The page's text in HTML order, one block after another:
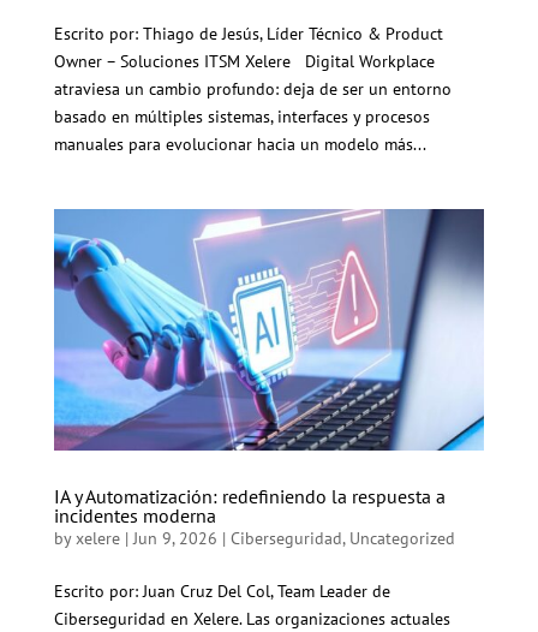
Escrito por: Thiago de Jesús, Líder Técnico & Product
Owner – Soluciones ITSM Xelere Digital Workplace
atraviesa un cambio profundo: deja de ser un entorno
basado en múltiples sistemas, interfaces y procesos
manuales para evolucionar hacia un modelo más...
IA y Automatización: redefiniendo la respuesta a
incidentes moderna
byxelere|Jun 9, 2026 | Ciberseguridad, Uncategorized
Escrito por: Juan Cruz Del Col, Team Leader de
Ciberseguridad en Xelere. Las organizaciones actuales